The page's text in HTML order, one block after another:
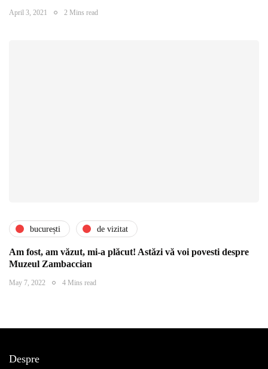
April 3, 2021 2 Mins read
bucurești de vizitat
Am fost, am văzut, mi-a plăcut! Astăzi vă voi povesti despre
Muzeul Zambaccian
May 7, 2022 4 Mins read
Despre